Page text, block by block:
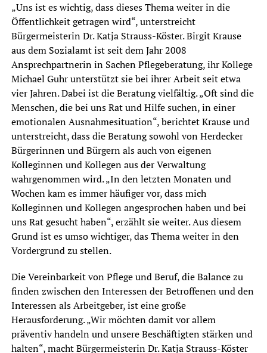
„Uns ist es wichtig, dass dieses Thema weiter in die
Öffentlichkeit getragen wird“, unterstreicht
Bürgermeisterin Dr. Katja Strauss-Köster. Birgit Krause
aus dem Sozialamt ist seit dem Jahr 2008
Ansprechpartnerin in Sachen Pflegeberatung, ihr Kollege
Michael Guhr unterstützt sie bei ihrer Arbeit seit etwa
vier Jahren. Dabei ist die Beratung vielfältig. „Oft sind die
Menschen, die bei uns Rat und Hilfe suchen, in einer
emotionalen Ausnahmesituation“, berichtet Krause und
unterstreicht, dass die Beratung sowohl von Herdecker
Bürgerinnen und Bürgern als auch von eigenen
Kolleginnen und Kollegen aus der Verwaltung
wahrgenommen wird. „In den letzten Monaten und
Wochen kam es immer häufiger vor, dass mich
Kolleginnen und Kollegen angesprochen haben und bei
uns Rat gesucht haben“, erzählt sie weiter. Aus diesem
Grund ist es umso wichtiger, das Thema weiter in den
Vordergrund zu stellen.
Die Vereinbarkeit von Pflege und Beruf, die Balance zu
finden zwischen den Interessen der Betroffenen und den
Interessen als Arbeitgeber, ist eine große
Herausforderung. „Wir möchten damit vor allem
präventiv handeln und unsere Beschäftigten stärken und
halten“, macht Bürgermeisterin Dr. Katja Strauss-Köster